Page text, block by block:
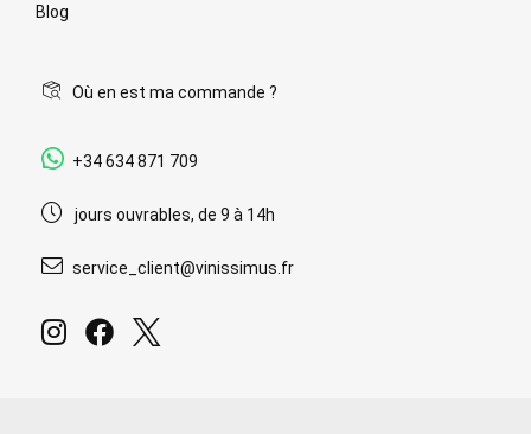
Blog
Où en est ma commande ?
+34 634 871 709
jours ouvrables, de 9 à 14h
service_client@vinissimus.fr